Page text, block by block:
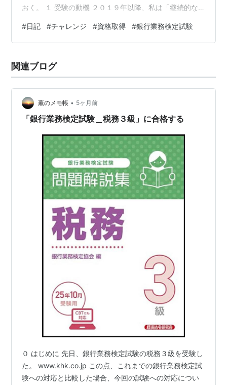
おく。 １ 受験の動機 ２０１９年以降、私は「継続的な
しかし、例外的な場合を除き、多くの資格試験を一夜漬
けや二夜漬けで片づけてしまい、継続的学習習慣の確立
モブログの作成の方がよほど目的に寄与しているくらい
である。 そこで、「継続的な学習習慣の確立」を目的と
#日記 #チャレンジ #資格取得 #銀行業務検定試験
関連ブログ
薫のメモ帳 • 5ヶ月前
「銀行業務検定試験＿税務３級」に合格する
０ はじめに 先日、銀行業務検定試験の税務３級を受験し
た。 www.khk.co.jp この点、これまでの銀行業務検定試
験への対応と比較した場合、今回の試験への対応につい